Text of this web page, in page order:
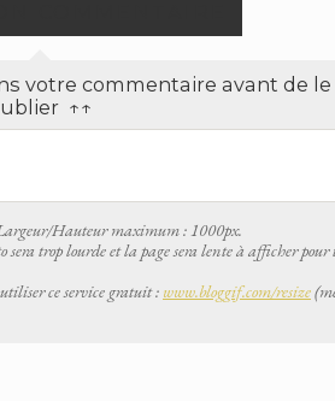
votre commentaire avant de le
↑↑
Hauteur maximum : 1000px.
sera trop lourde et la page sera lente à afficher pour
ce service gratuit : www.bloggif.com/resize